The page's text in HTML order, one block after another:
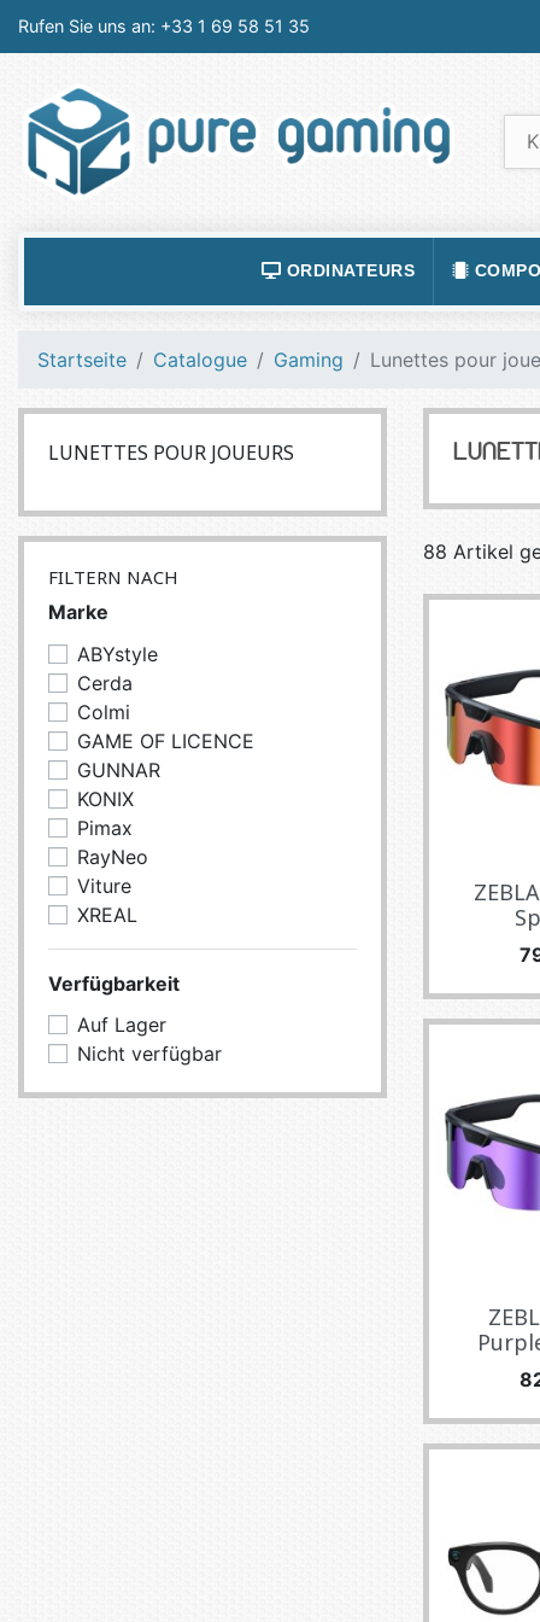
Rufen Sie uns an: +33 1 69 58 51 35
ORDINATEURS
ACCESSOIRES ORDINATEURS
TABLETTES
Startseite Catalogue Gaming Lunettes pour
LUNETTES POUR JOUEURS
FILTERN NACH
Marke
ABYstyle
Cerda
Colmi
GAME OF LICENCE
GUNNAR
KONIX
Pimax
RayNeo
Viture
XREAL
Verfügbarkeit
Auf Lager
Nicht verfügbar
88 Artikel